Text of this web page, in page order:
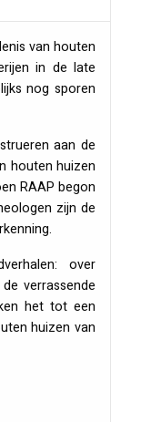
van houten
in de late
nog sporen
aan de
houten huizen
RAAP begon
zijn de
over
verrassende
het tot een
huizen van